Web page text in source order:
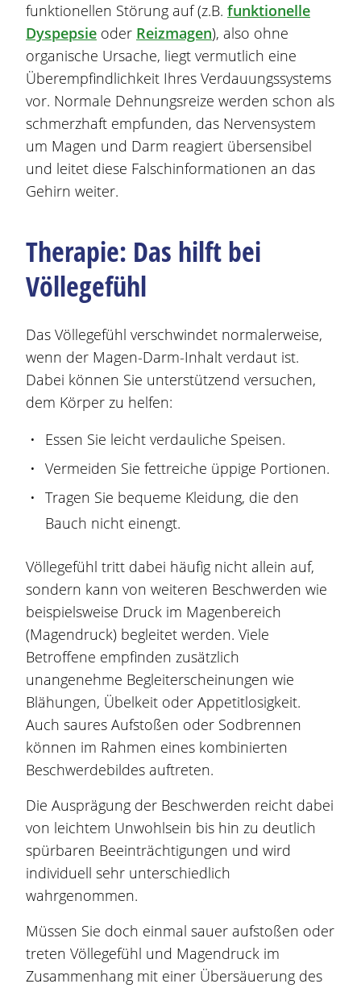
funktionellen Störung auf (z.B. funktionelle
Dyspepsie oder Reizmagen), also ohne
organische Ursache, liegt vermutlich eine
Überempfindlichkeit Ihres Verdauungssystems
vor. Normale Dehnungsreize werden schon als
schmerzhaft empfunden, das Nervensystem
um Magen und Darm reagiert übersensibel
und leitet diese Falschinformationen an das
Gehirn weiter.
Therapie: Das hilft bei
Völlegefühl
Das Völlegefühl verschwindet normalerweise,
wenn der Magen-Darm-Inhalt verdaut ist.
Dabei können Sie unterstützend versuchen,
dem Körper zu helfen:
Essen Sie leicht verdauliche Speisen.
Vermeiden Sie fettreiche üppige Portionen.
Tragen Sie bequeme Kleidung, die den
Bauch nicht einengt.
Völlegefühl tritt dabei häufig nicht allein auf,
sondern kann von weiteren Beschwerden wie
beispielsweise Druck im Magenbereich
(Magendruck) begleitet werden. Viele
Betroffene empfinden zusätzlich
unangenehme Begleiterscheinungen wie
Blähungen, Übelkeit oder Appetitlosigkeit.
Auch saures Aufstoßen oder Sodbrennen
können im Rahmen eines kombinierten
Beschwerdebildes auftreten.
Die Ausprägung der Beschwerden reicht dabei
von leichtem Unwohlsein bis hin zu deutlich
spürbaren Beeinträchtigungen und wird
individuell sehr unterschiedlich
wahrgenommen.
Müssen Sie doch einmal sauer aufstoßen oder
treten Völlegefühl und Magendruck im
Zusammenhang mit einer Übersäuerung des